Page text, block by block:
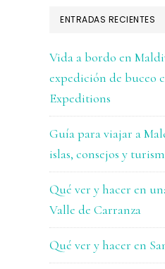
ENTRADAS RECIENTES
Vida a bordo en
expedición de buceo
Expeditions
Guía para viajar a
islas, consejos y
Qué ver y hacer en
Valle de Carranza
Qué ver y hacer en